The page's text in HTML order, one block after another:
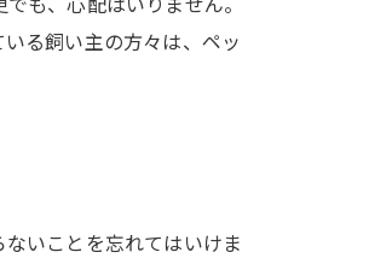
も、心配はいりません。
る飼い主の方々は、ペッ
いことを忘れてはいけま